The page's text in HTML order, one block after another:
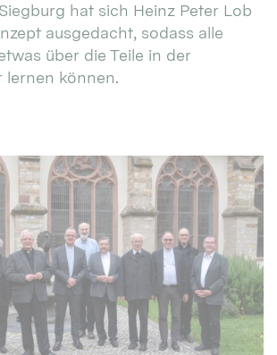
hat sich Heinz Peter Lob
ausgedacht, sodass alle
über die Teile in der
lernen können.